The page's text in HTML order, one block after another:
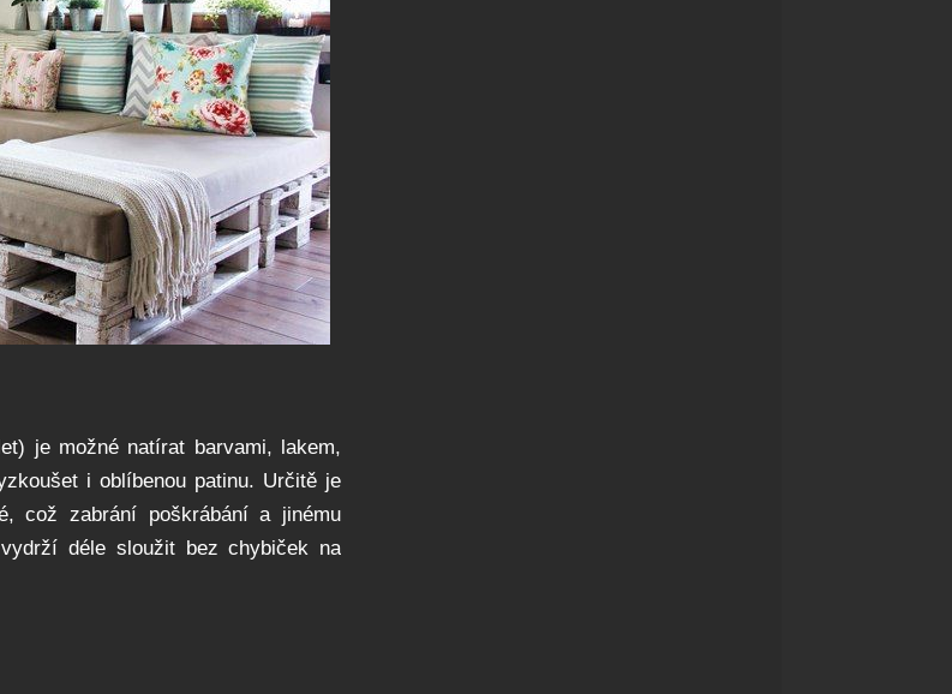
je možné natírat barvami, lakem,
i oblíbenou patinu. Určitě je
což zabrání poškrábání a jinému
déle sloužit bez chybiček na